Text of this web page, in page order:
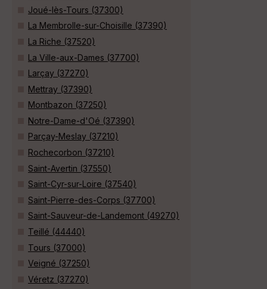
Joué-lès-Tours (37300)
La Membrolle-sur-Choisille (37390)
La Riche (37520)
La Ville-aux-Dames (37700)
Larçay (37270)
Mettray (37390)
Montbazon (37250)
Notre-Dame-d'Oé (37390)
Parçay-Meslay (37210)
Rochecorbon (37210)
Saint-Avertin (37550)
Saint-Cyr-sur-Loire (37540)
Saint-Pierre-des-Corps (37700)
Saint-Sauveur-de-Landemont (49270)
Teillé (44440)
Tours (37000)
Veigné (37250)
Véretz (37270)